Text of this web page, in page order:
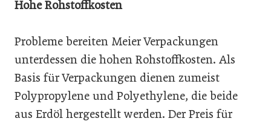
Hohe Rohstoffkosten
Probleme bereiten Meier Verpackungen
unterdessen die hohen Rohstoffkosten. Als
Basis für Verpackungen dienen zumeist
Polypropylene und Polyethylene, die beide
aus Erdöl hergestellt werden. Der Preis für